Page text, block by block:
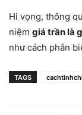
Hi vọng, thông
niệm giá trần là
như cách phân
TAGS